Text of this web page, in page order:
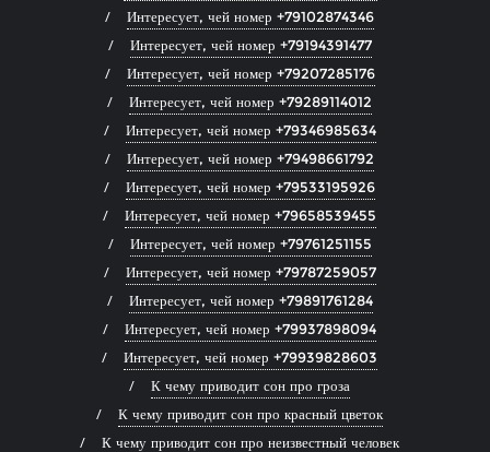
Интересует, чей номер +79102874346
Интересует, чей номер +79194391477
Интересует, чей номер +79207285176
Интересует, чей номер +79289114012
Интересует, чей номер +79346985634
Интересует, чей номер +79498661792
Интересует, чей номер +79533195926
Интересует, чей номер +79658539455
Интересует, чей номер +79761251155
Интересует, чей номер +79787259057
Интересует, чей номер +79891761284
Интересует, чей номер +79937898094
Интересует, чей номер +79939828603
К чему приводит сон про гроза
К чему приводит сон про красный цветок
К чему приводит сон про неизвестный человек